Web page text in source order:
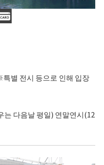
별 전시 등으로 인해 입장
다음날 평일) 연말연시(12